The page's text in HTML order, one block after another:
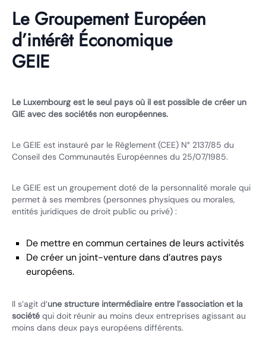
Le Groupement Européen
d’intérêt Économique
GEIE
Le Luxembourg est le seul pays où il est possible de créer un
GIE avec des sociétés non européennes.
Le GEIE est instauré par le Règlement (CEE) N° 2137/85 du
Conseil des Communautés Européennes du 25/07/1985.
Le GEIE est un groupement doté de la personnalité morale qui
permet à ses membres (personnes physiques ou morales,
entités juridiques de droit public ou privé) :
De mettre en commun certaines de leurs activités
De créer un joint-venture dans d’autres pays
européens.
Il s’agit d’une structure intermédiaire entre l’association et la
société qui doit réunir au moins deux entreprises agissant au
moins dans deux pays européens différents.